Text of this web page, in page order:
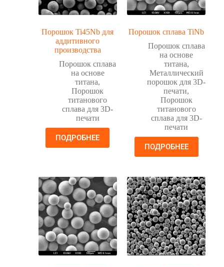
Порошок Ti45Nb для
аддитивного
производства
Порошок сплава
на основе
титана,
Порошок
титанового
сплава для 3D-
печати
ПОДРОБНЕЕ
Порошок сплава TiNb
Порошок сплава
на основе
титана,
Металлический
порошок для 3D-
печати,
Порошок
титанового
сплава для 3D-
печати
ПОДРОБНЕЕ